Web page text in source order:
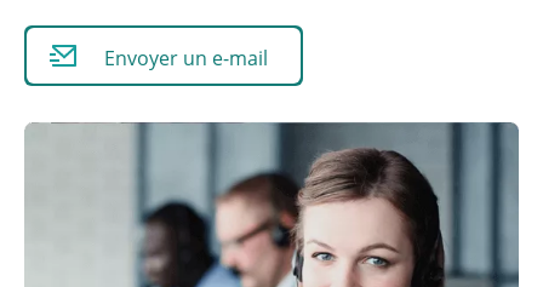
Envoyer un e-mail